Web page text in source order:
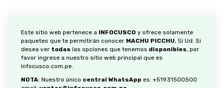
Este sitio web pertenece a INFOCUSCO y ofrece solamente
paquetes que te permitirán conocer MACHU PICCHU, Si Ud. Si
desea ver todas las opciones que tenemos disponibles, por
favor ingrese a nuestro sitio web principal que es
infocusco.com.pe.
NOTA: Nuestro único central WhatsApp es: +51931500500